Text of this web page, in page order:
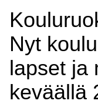
Nyt
lapset ja
keväällä